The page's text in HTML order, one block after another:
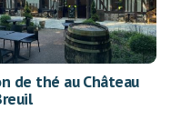
de thé au Château